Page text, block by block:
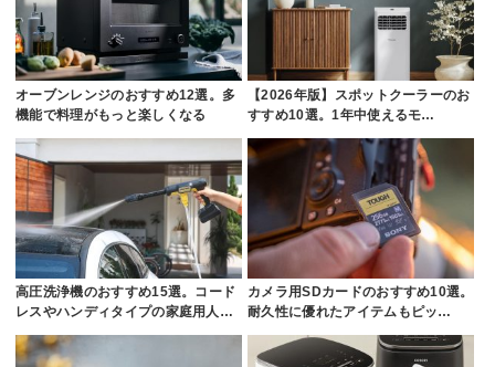
オーブンレンジのおすすめ12選。多
機能で料理がもっと楽しくなる
【2026年版】スポットクーラーのお
すすめ10選。1年中使えるモ…
高圧洗浄機のおすすめ15選。コード
レスやハンディタイプの家庭用人…
カメラ用SDカードのおすすめ10選。
耐久性に優れたアイテムもピッ…